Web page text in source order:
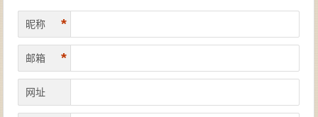
昵称 *
邮箱 *
网址